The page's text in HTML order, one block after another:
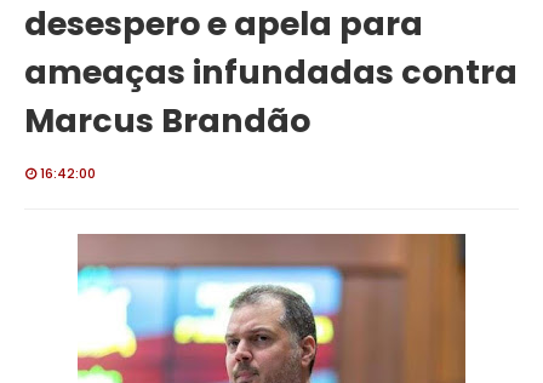
desespero e apela para
ameaças infundadas contra
Marcus Brandão
16:42:00